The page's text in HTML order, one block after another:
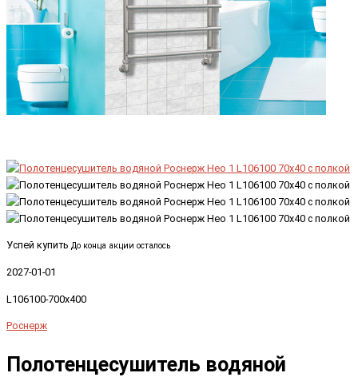
Успей купить До конца акции осталось
2027-01-01
L106100-700x400
Роснерж
Полотенцесушитель водяной